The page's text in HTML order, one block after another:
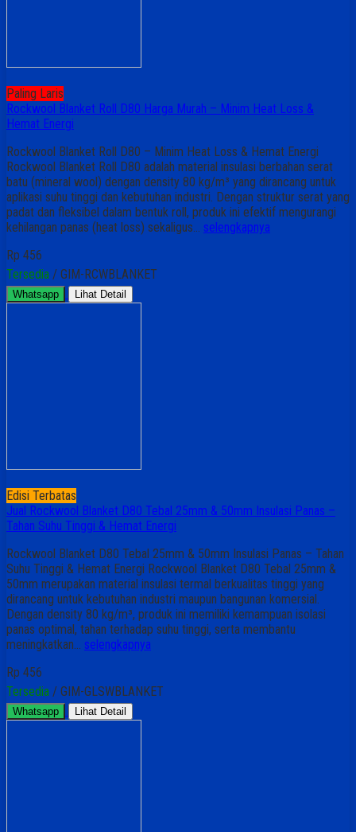
Paling Laris
Rockwool Blanket Roll D80 Harga Murah – Minim Heat Loss &
Hemat Energi
Rockwool Blanket Roll D80 – Minim Heat Loss & Hemat Energi
Rockwool Blanket Roll D80 adalah material insulasi berbahan serat
batu (mineral wool) dengan density 80 kg/m³ yang dirancang untuk
aplikasi suhu tinggi dan kebutuhan industri. Dengan struktur serat yang
padat dan fleksibel dalam bentuk roll, produk ini efektif mengurangi
kehilangan panas (heat loss) sekaligus… selengkapnya
Rp 456
Tersedia / GIM-RCWBLANKET
Whatsapp Lihat Detail
Edisi Terbatas
Jual Rockwool Blanket D80 Tebal 25mm & 50mm Insulasi Panas –
Tahan Suhu Tinggi & Hemat Energi
Rockwool Blanket D80 Tebal 25mm & 50mm Insulasi Panas – Tahan
Suhu Tinggi & Hemat Energi Rockwool Blanket D80 Tebal 25mm &
50mm merupakan material insulasi termal berkualitas tinggi yang
dirancang untuk kebutuhan industri maupun bangunan komersial.
Dengan density 80 kg/m³, produk ini memiliki kemampuan isolasi
panas optimal, tahan terhadap suhu tinggi, serta membantu
meningkatkan… selengkapnya
Rp 456
Tersedia / GIM-GLSWBLANKET
Whatsapp Lihat Detail